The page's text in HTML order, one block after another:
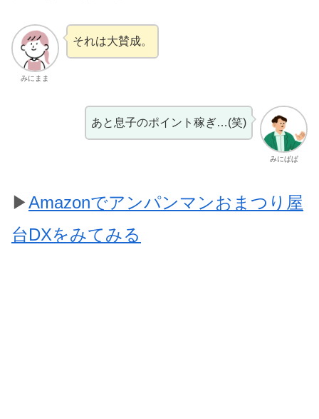
みにまま
それは大賛成。
みにぱぱ
あと息子のポイント稼ぎ…(笑)
▶Amazonでアンパンマンおまつり屋
台DXをみてみる